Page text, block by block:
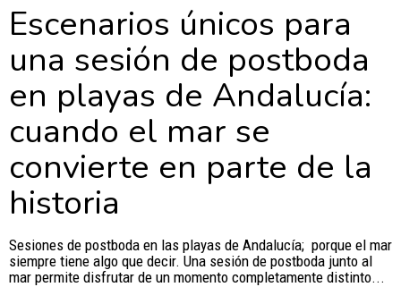
Escenarios únicos para
una sesión de postboda
en playas de Andalucía:
cuando el mar se
convierte en parte de la
historia
Sesiones de postboda en las playas de Andalucía; porque el mar
siempre tiene algo que decir. Una sesión de postboda junto al
mar permite disfrutar de un momento completamente distinto...